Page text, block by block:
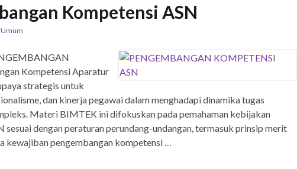
Kompetensi ASN
Kompetensi Aparatur
strategis untuk
dan kinerja pegawai dalam menghadapi dinamika tugas
Materi BIMTEK ini difokuskan pada pemahaman kebijakan
sesuai dengan peraturan perundang-undangan, termasuk prinsip merit
kewajiban pengembangan kompetensi …